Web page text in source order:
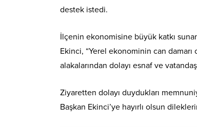
destek istedi.
İlçenin ekonomisine büyük katkı
Ekinci, “Yerel ekonominin can damarı
alakalarından dolayı esnaf ve
Ziyaretten dolayı duydukları
Başkan Ekinci’ye hayırlı olsun